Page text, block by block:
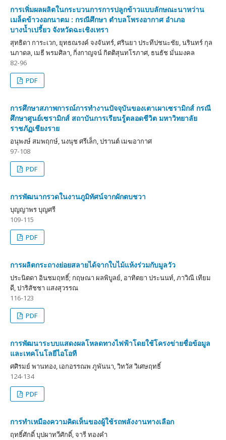
การเพิ่มผลผลิตในกระบวนการการปลูกข้าวแบบลักษณะนาหว่าน
เมล็ดข้าวงอกนาตม : กรณีศึกษา ตำบลโพรงอากาศ อำเภอ
บางน้ำเปรี้ยว จังหวัดฉะเชิงเทรา
สุทธิดา การะเวก, ยุทธณรงค์ จงจันทร์, ศรินยา ประทีปชนะชัย, นรินทร์ กุล
นภาดล, เมธี พรมศิลา, กิ่งกาญจน์ กิตติสุนทโรภาศ, ธนธัช มั่นมงคล
82-96
PDF
การศึกษาสภาพการณ์การทำงานปัจจุบันของเตาเผาเซรามิกส์ กรณี
ศึกษาศูนย์เซรามิกส์ สถาบันการเรียนรู้ตลอดชีวิต มหาวิทยาลัย
ราชภัฏเชียงราย
อนุพงษ์ สมพฤกษ์, นงนุช ศรีเล็ก, ปรานต์ เมฆอากาศ
97-108
PDF
การพัฒนากรวดในงานภูมิทัศน์จากผักตบชวา
บุญญาพร บุญศรี
109-115
PDF
การผลิตกระถางย่อยสลายได้จากใบไม้แห้งร่วมกับมูลวัว
ประนิตดา อินชมฤทธิ์; กฤษณา ผลพิบูลย์, อาทิตยา ประนนท์, ภาวิณี เทียม
ดี, ปาริสัชชา แสงสุวรรณ
116-123
PDF
การพัฒนาระบบแสดงผลโหลดทางไฟฟ้าโดยใช้โครงข่ายชื่อข้อมูล
และเทคโนโลยีไอโอที
ศศิรมย์ พานทอง, เอกอรรณพ ภูพันนา, วิทวัส วิเศษฤทธิ์
124-134
PDF
การทำเหมืองความคิดเห็นของผู้ใช้รถพลังงานทางเลือก
ฤทธิ์ศักดิ์ บุปผาทวีศักดิ์, จารี ทองคำ